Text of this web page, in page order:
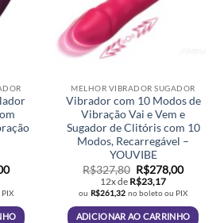
O
atual
é:
R$218,00.
MELHOR VIBRADOR SUGADOR
Vibrador com 10 Modos de
Vibração Vai e Vem e
Sugador de Clitóris com 10
Modos, Recarregável –
YOUVIBE
R$327,80 O
preço
original
era:
R$327,80.
R$278,00O
atual
é:
12x de R$23,17
ou R$261,32 no boleto ou PIX
ADICIONAR AO CARRINHO